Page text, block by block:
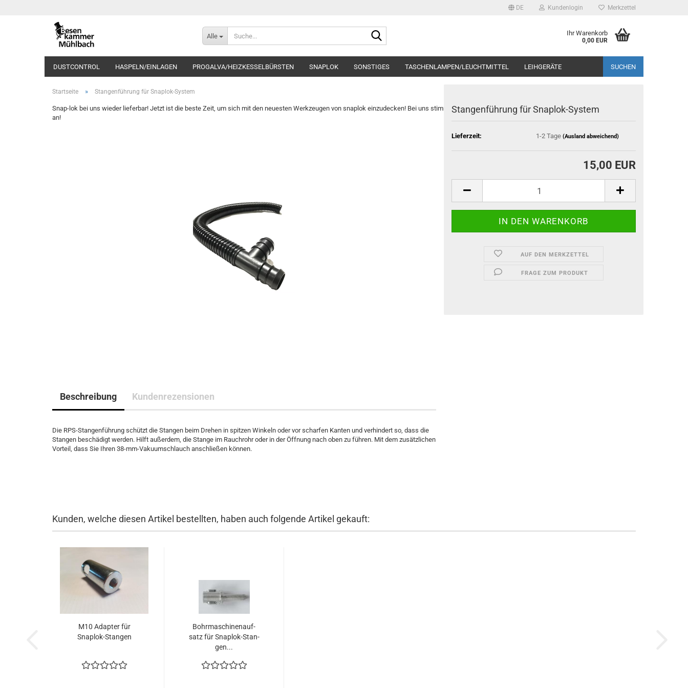
DE Kundenlogin Merkzettel
Alle Ihr Warenkorb
0,00 EUR
DUSTCONTROL HASPELN/EINLAGEN PROGALVA/HEIZKESSELBÜRSTEN SNAPLOK SONSTIGES TASCHENLAMPEN/LEUCHTMITTEL LEIHGERÄTE SUCHEN
Startseite » Stangenführung für Snaplok-System
Snap-lok bei uns wieder lieferbar! Jetzt ist die beste Zeit, um sich mit den neuesten Werkzeugen von snaplok einzudecken! Bei uns stimmt nicht nur der Preis, sondern auch die Beratung. Rufen Sie uns
an!
Stan­gen­füh­rung für Snaplok-​System
Lieferzeit: 1-2 Tage (Ausland abweichend)
15,00 EUR
AUF DEN MERKZETTEL
FRAGE ZUM PRODUKT
Beschreibung Kundenrezensionen
Die RPS-Stangenführung schützt die Stangen beim Drehen in spitzen Winkeln oder vor scharfen Kanten und verhindert so, dass die
Stangen beschädigt werden. Hilft außerdem, die Stange im Rauchrohr oder in der Öffnung nach oben zu führen. Mit dem zusätzlichen
Vorteil, dass Sie Ihren 38-mm-Vakuumschlauch anschließen können.
Kunden, welche diesen Artikel bestellten, haben auch folgende Artikel gekauft:
M10 Ad­ap­ter für
Snaplok-​​Stan­gen
Bohr­ma­schi­nen­auf­
satz für Snaplok-​​Stan­
gen...